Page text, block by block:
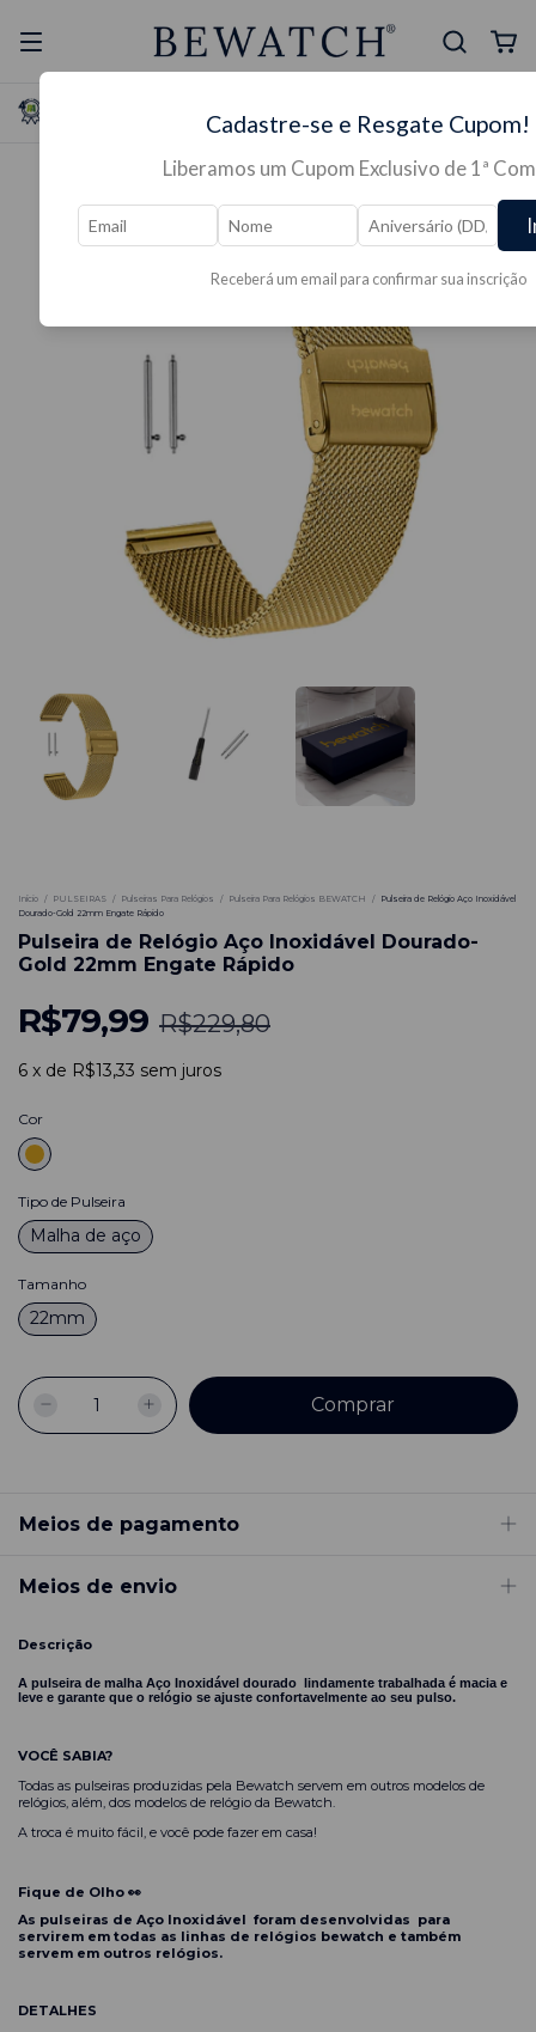
Lojas Físicas
Início / PULSEIRAS / Pulseiras Para Relógios / Pulseira Para Relógios BEWATCH /
Pulseira de Relógio Aço Inoxidável
Dourado-Gold 22mm Engate Rápido
Pulseira de Relógio Aço Inoxidável Dourado-
Gold 22mm Engate Rápido
R$79,99 R$229,80
6 x de R$13,33 sem juros
Cor
Tipo de Pulseira
Malha de aço
Tamanho
22mm
Meios de pagamento
Meios de envio
Descrição
A pulseira de malha Aço Inoxidável dourado lindamente trabalhada é macia e
leve e garante que o relógio se ajuste confortavelmente ao seu pulso.
VOCÊ SABIA?
Todas as pulseiras produzidas pela Bewatch servem em outros modelos de
relógios, além, dos modelos de relógio da Bewatch.
A troca é muito fácil, e você pode fazer em casa!
Fique de Olho 👀
As pulseiras de Aço Inoxidável foram desenvolvidas para
servirem em todas as linhas de relógios bewatch e também
servem em outros relógios.
DETALHES
Cadastre-se e Resgate Cupom!
Liberamos um Cupom Exclusivo de 1ª
Receberá um email para confirmar sua inscrição